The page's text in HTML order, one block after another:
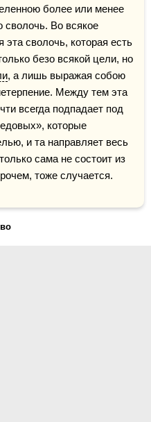
более или менее
Во всякое
сволочь, которая есть
безо всякой цели, но
, а лишь выражая собою
Между тем эта
всегда подпадает под
которые
и та направляет весь
сама не состоит из
тоже случается.